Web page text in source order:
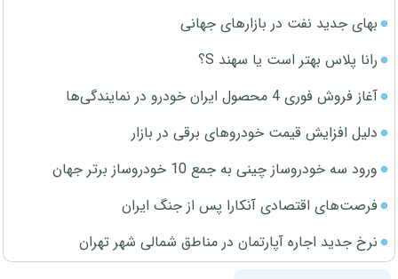
بهای جدید نفت در بازارهای جهانی
رانا پلاس بهتر است یا سهند S؟
آغاز فروش فوری 4 محصول ایران خودرو در نمایندگی‌ها
دلیل افزایش قیمت خودروهای برقی در بازار
ورود سه خودروساز چینی به جمع 10 خودروساز برتر جهان
فرصت‌های اقتصادی آنکارا پس از جنگ ایران
نرخ جدید اجاره آپارتمان در مناطق شمالی شهر تهران